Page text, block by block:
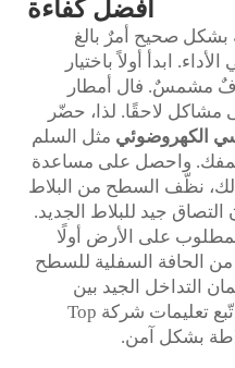
أفضل كفاءة
بشكل صحيح أمرٌ بالغ
ابدأ أولاً باختيار
مشمسٌ. فال أمطار
مشاكل لاحقًا. لذا، حضّر
الكهروضوئي مثل السلم
واحصل على مساعدة
نظّف السطح من البلاط
التصاق جيد للبلاط الجديد.
على الأرض أولًا
من الحافة السفلية للسطح
التداخل الجيد بين
البلاطات ومنع تسرب المياه. واتّبع تعليمات شركة Top